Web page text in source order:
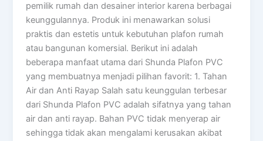
pemilik rumah dan desainer interior karena berbagai
keunggulannya. Produk ini menawarkan solusi
praktis dan estetis untuk kebutuhan plafon rumah
atau bangunan komersial. Berikut ini adalah
beberapa manfaat utama dari Shunda Plafon PVC
yang membuatnya menjadi pilihan favorit: 1. Tahan
Air dan Anti Rayap Salah satu keunggulan terbesar
dari Shunda Plafon PVC adalah sifatnya yang tahan
air dan anti rayap. Bahan PVC tidak menyerap air
sehingga tidak akan mengalami kerusakan akibat